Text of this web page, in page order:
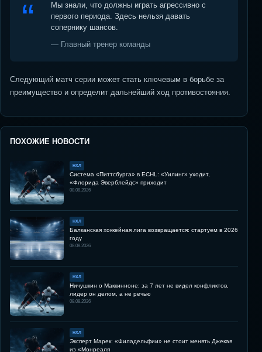
Мы знали, что должны играть агрессивно с
первого периода. Здесь нельзя давать
сопернику шансов.
— Главный тренер команды
Следующий матч серии может стать ключевым в борьбе за
преимущество и определит дальнейший ход противостояния.
ПОХОЖИЕ НОВОСТИ
НХЛ
Система «Питтсбурга» в ECHL: «Уилинг» уходит,
«Флорида Эверблейдс» приходит
08.08.2026
НХЛ
Балканская хоккейная лига возвращается: стартуем в 2026
году
08.08.2026
НХЛ
Ничушкин о Маккинноне: за 7 лет не видел конфликтов,
лидер он делом, а не речью
08.08.2026
НХЛ
Эксперт Марек: «Филадельфии» не стоит менять Джекая
из «Монреаля